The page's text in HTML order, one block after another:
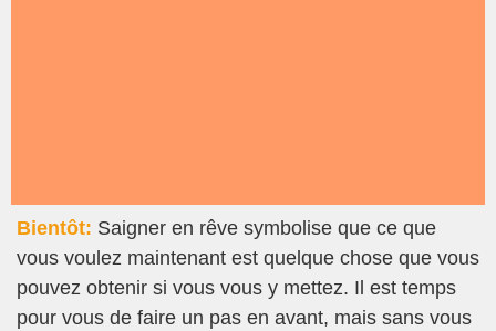
Bientôt: Saigner en rêve symbolise que ce que
vous voulez maintenant est quelque chose que vous
pouvez obtenir si vous vous y mettez. Il est temps
pour vous de faire un pas en avant, mais sans vous